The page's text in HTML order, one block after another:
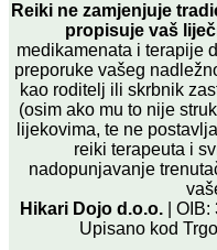
Reiki ne zamjenjuje
propisuje vaš
medikamenata i terapije
preporuke vašeg
kao roditelj ili skrbnik
(osim ako mu to nije
lijekovima, te ne
reiki terapeuta i
nadopunjavanje
Hikari Dojo d.o.o. |
Upisano kod